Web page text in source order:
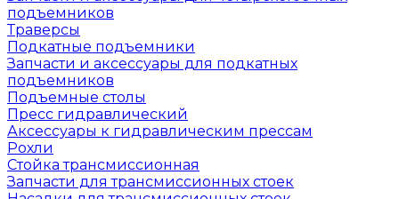
подъемников
Траверсы
Подкатные подъемники
Запчасти и аксессуары для подкатных
подъемников
Подъемные столы
Пресс гидравлический
Аксессуары к гидравлическим прессам
Рохли
Стойка трансмиссионная
Запчасти для трансмиссионных стоек